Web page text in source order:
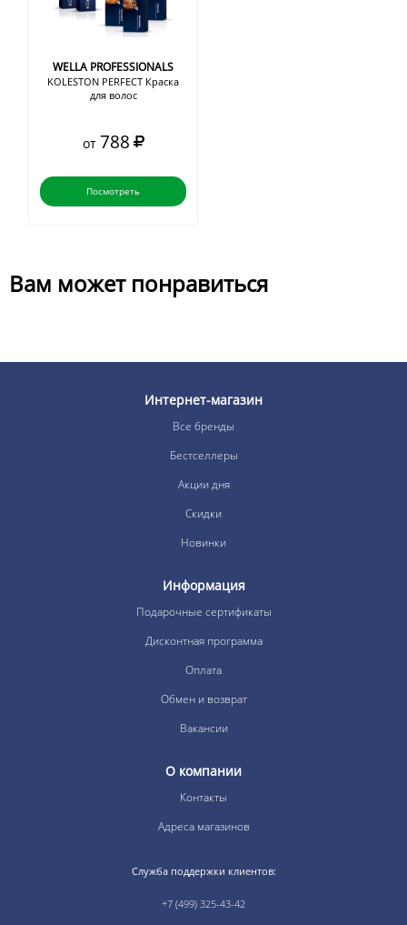
WELLA PROFESSIONALS
KOLESTON PERFECT Краска
для волос
от 788
Посмотреть
Вам может понравиться
Интернет-магазин
Все бренды
Бестселлеры
Акции дня
Скидки
Новинки
Информация
Подарочные сертификаты
Дисконтная программа
Оплата
Обмен и возврат
Вакансии
О компании
Контакты
Адреса магазинов
Служба поддержки клиентов:
+7 (499) 325-43-42